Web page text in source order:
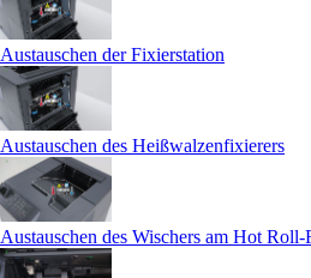
Austauschen der Fixierstation
Austauschen des Heißwalzenfixierers
Austauschen des Wischers am Hot Roll-